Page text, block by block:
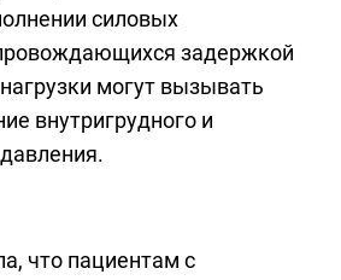
силовых
задержкой
могут вызывать
внутригрудного и
что пациентам с